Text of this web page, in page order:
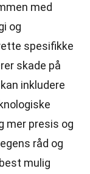
med
og
spesifikke
skade på
inkludere
mer presis og
råd og
mulig